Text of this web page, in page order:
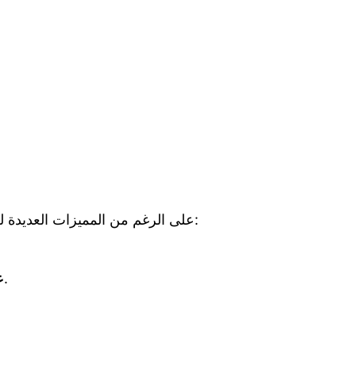
على الرغم من المميزات العديدة لجهاز وان اكس بت، إلا أنه يحتوي أيضًا على بعض العيوب التي يجب أن يأخذها المستخدمون في اعتبارهم. ومن بين هذه العيوب:
قد يتعذر الحصول على الدعم الفني في بعض المناطق، مما يؤثر على تجربة المستخدم.